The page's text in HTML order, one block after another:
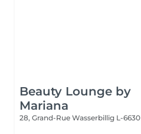
Beauty Lounge by
Mariana
28, Grand-Rue Wasserbillig L-6630